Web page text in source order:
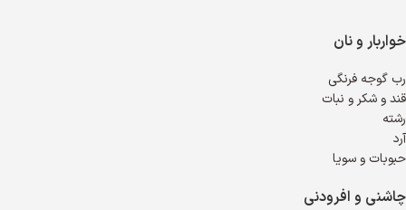
خواربار و نان
رب گوجه فرنگی
قند و شکر و نبات
رشته
آرد
حبوبات و سویا
چاشنی و افرودنی